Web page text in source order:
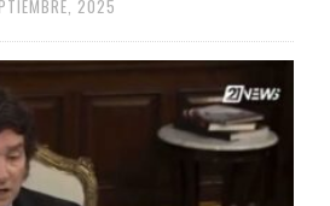
2025